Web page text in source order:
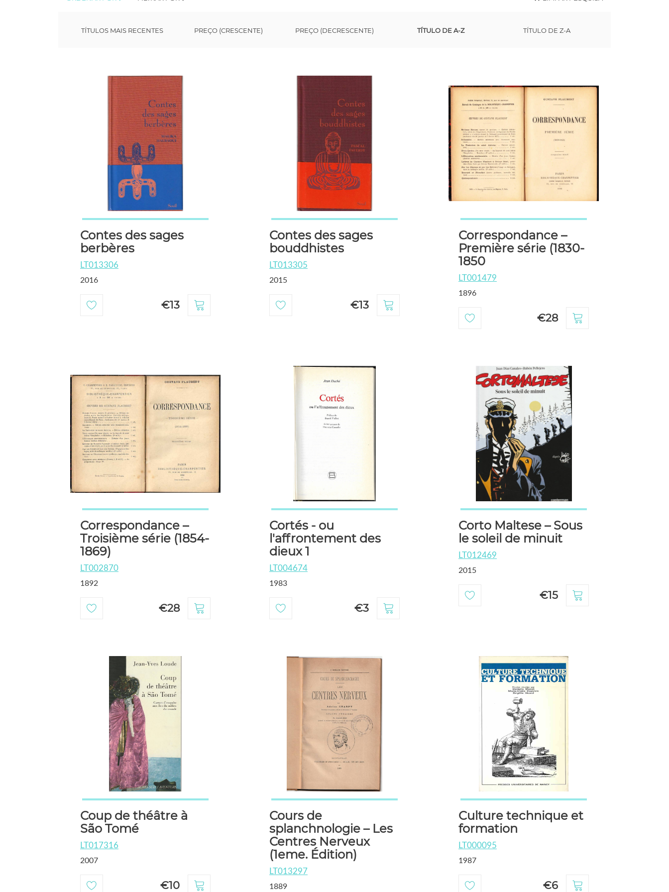
TÍTULOS MAIS RECENTES PREÇO (CRESCENTE) PREÇO (DECRESCENTE) TÍTULO DE A-Z TÍTULO DE Z-A
Contes des sages
berbères
LT013306
2016
€13
Contes des sages
bouddhistes
LT013305
2015
€13
Correspondance –
Première série (1830-
1850
LT001479
1896
€28
Correspondance –
Troisième série (1854-
1869)
LT002870
1892
€28
Cortés - ou
l'affrontement des
dieux 1
LT004674
1983
€3
Corto Maltese – Sous
le soleil de minuit
LT012469
2015
€15
Coup de théâtre à
São Tomé
LT017316
2007
€10
Cours de
splanchnologie – Les
Centres Nerveux
(1eme. Édition)
LT013297
1889
Culture technique et
formation
LT000095
1987
€6